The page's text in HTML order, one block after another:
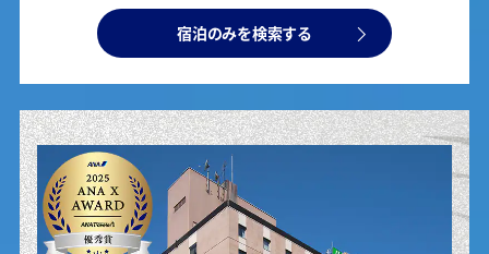
宿泊のみを検索する